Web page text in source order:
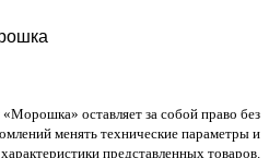
«Морошка» оставляет за собой право без
менять технические параметры и
представленных товаров.